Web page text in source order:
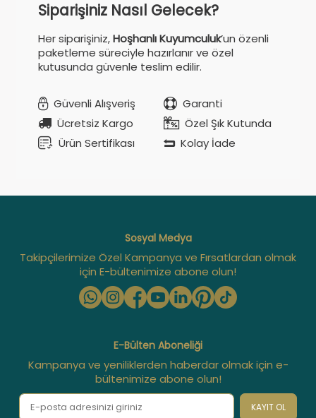
Siparişiniz Nasıl Gelecek?
Her siparişiniz,Hoşhanlı Kuyumculuk’un özenli
paketleme süreciyle hazırlanır ve özel
kutusunda güvenle teslim edilir.
Güvenli Alışveriş
Garanti
Ücretsiz Kargo
Özel Şık Kutunda
Ürün Sertifikası
Kolay İade
Sosyal Medya
Takipçilerimize Özel Kampanya ve Fırsatlardan olmak
için E-bültenimize abone olun!
E-Bülten Aboneliği
Kampanya ve yeniliklerden haberdar olmak için e-
bültenimize abone olun!
KAYIT OL